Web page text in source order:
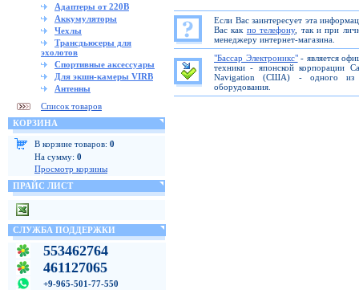
Адаптеры от 220В
Аккумуляторы
Чехлы
Трансдьюсеры для
эхолотов
Спортивные аксессуары
Для экшн-камеры VIRB
Антенны
Список товаров
КОРЗИНА
В корзине товаров: 0
На сумму: 0
Просмотр корзины
ПРАЙС ЛИСТ
СЛУЖБА ПОДДЕРЖКИ
553462764
461127065
+9-965-501-77-550
Если Вас заинтересует эта
Вас как по телефону, так и при
менеджеру интернет-магазина.
"Бассар Электроникс"- является
техники - японской корпорации
Navigation (США) - одного из
оборудования.